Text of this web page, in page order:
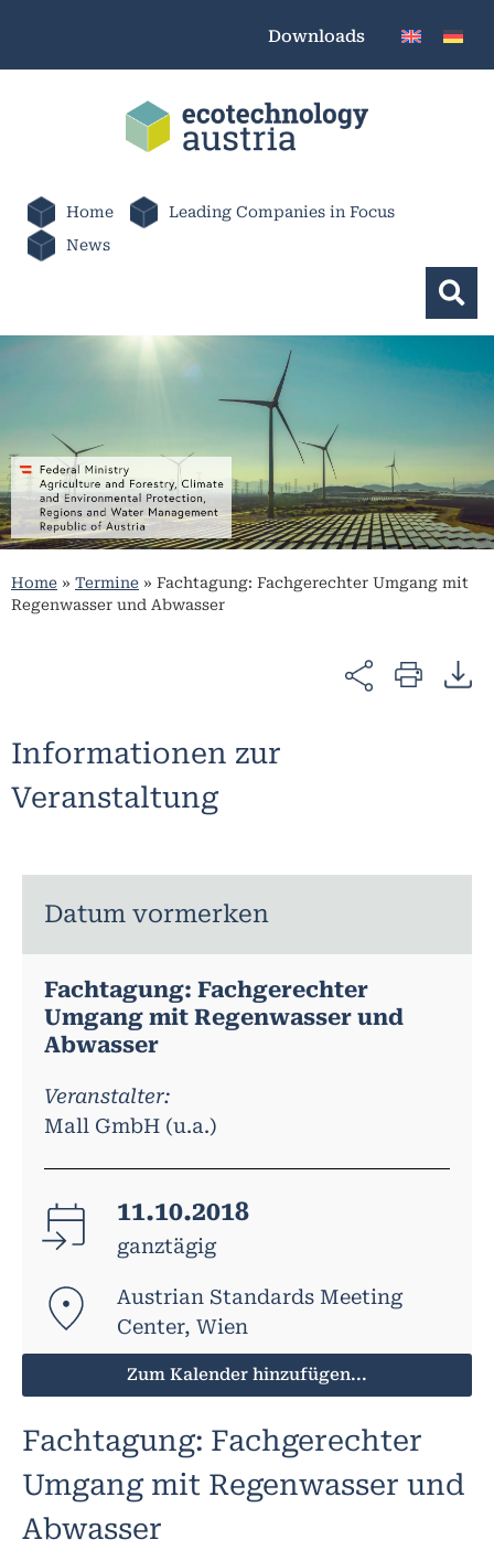
Downloads
Home
Leading Companies in Focus
News
Home » Termine » Fachtagung: Fachgerechter Umgang mit
Regenwasser und Abwasser
Informationen zur
Veranstaltung
Datum vormerken
Fachtagung: Fachgerechter
Umgang mit Regenwasser und
Abwasser
Veranstalter:
Mall GmbH (u.a.)
11.10.2018
ganztägig
Austrian Standards Meeting
Center, Wien
Zum Kalender hinzufügen...
Fachtagung: Fachgerechter
Umgang mit Regenwasser und
Abwasser